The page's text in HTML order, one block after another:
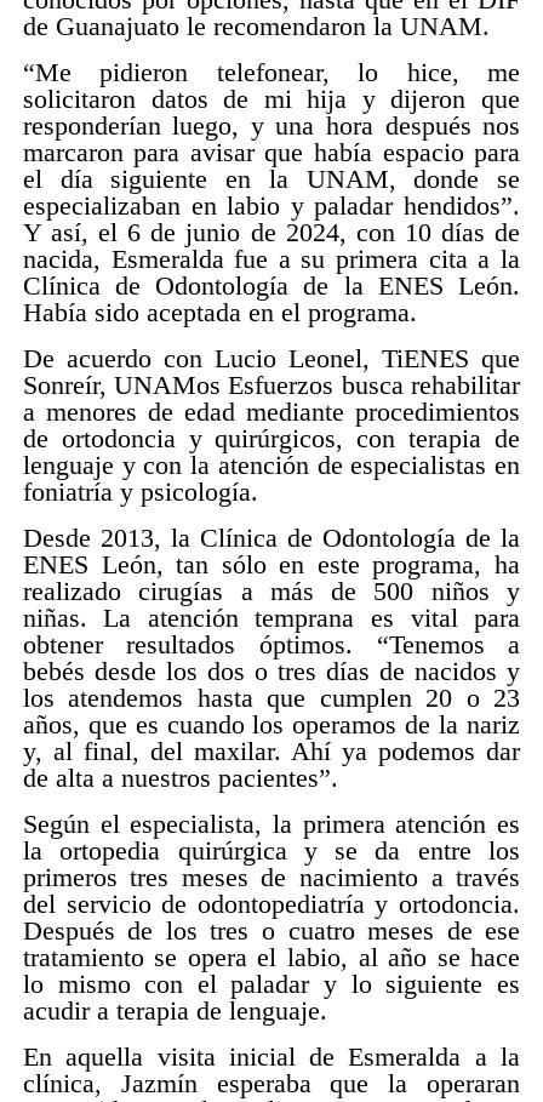
de Guanajuato le recomendaron la UNAM.
“Me pidieron telefonear, lo hice, me
solicitaron datos de mi hija y dijeron que
responderían luego, y una hora después nos
marcaron para avisar que había espacio para
el día siguiente en la UNAM, donde se
especializaban en labio y paladar hendidos”.
Y así, el 6 de junio de 2024, con 10 días de
nacida, Esmeralda fue a su primera cita a la
Clínica de Odontología de la ENES León.
Había sido aceptada en el programa.
De acuerdo con Lucio Leonel, TiENES que
Sonreír, UNAMos Esfuerzos busca rehabilitar
a menores de edad mediante procedimientos
de ortodoncia y quirúrgicos, con terapia de
lenguaje y con la atención de especialistas en
foniatría y psicología.
Desde 2013, la Clínica de Odontología de la
ENES León, tan sólo en este programa, ha
realizado cirugías a más de 500 niños y
niñas. La atención temprana es vital para
obtener resultados óptimos. “Tenemos a
bebés desde los dos o tres días de nacidos y
los atendemos hasta que cumplen 20 o 23
años, que es cuando los operamos de la nariz
y, al final, del maxilar. Ahí ya podemos dar
de alta a nuestros pacientes”.
Según el especialista, la primera atención es
la ortopedia quirúrgica y se da entre los
primeros tres meses de nacimiento a través
del servicio de odontopediatría y ortodoncia.
Después de los tres o cuatro meses de ese
tratamiento se opera el labio, al año se hace
lo mismo con el paladar y lo siguiente es
acudir a terapia de lenguaje.
En aquella visita inicial de Esmeralda a la
clínica, Jazmín esperaba que la operaran